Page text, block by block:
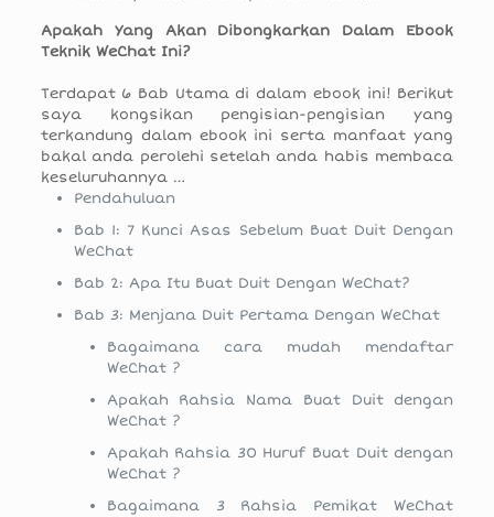
Apakah Yang Akan Dibongkarkan Dalam Ebook
Teknik WeChat Ini?
Terdapat 6 Bab Utama di dalam ebook ini! Berikut
saya kongsikan pengisian-pengisian yang
terkandung dalam ebook ini serta manfaat yang
bakal anda perolehi setelah anda habis membaca
keseluruhannya …
Pendahuluan
Bab 1: 7 Kunci Asas Sebelum Buat Duit Dengan
WeChat
Bab 2: Apa Itu Buat Duit Dengan WeChat?
Bab 3: Menjana Duit Pertama Dengan WeChat
Bagaimana cara mudah mendaftar
WeChat ?
Apakah Rahsia Nama Buat Duit dengan
WeChat ?
Apakah Rahsia 30 Huruf Buat Duit dengan
WeChat ?
Bagaimana 3 Rahsia Pemikat WeChat